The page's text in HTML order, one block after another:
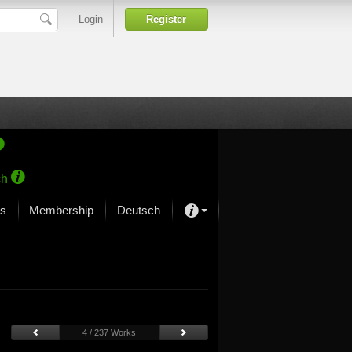
Login Register
Membership Deutsch
Art Museums
4 / 237 Works